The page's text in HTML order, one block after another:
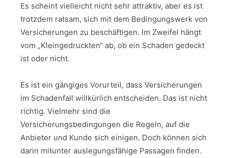
Es scheint vielleicht nicht sehr attraktiv, aber es ist
trotzdem ratsam, sich mit dem Bedingungswerk von
Versicherungen zu beschäftigen. Im Zweifel hängt
vom „Kleingedruckten“ ab, ob ein Schaden gedeckt
ist oder nicht.
Es ist ein gängiges Vorurteil, dass Versicherungen
im Schadenfall willkürlich entscheiden. Das ist nicht
richtig. Vielmehr sind die
Versicherungsbedingungen die Regeln, auf die
Anbieter und Kunde sich einigen. Doch können sich
darin mitunter auslegungsfähige Passagen finden.